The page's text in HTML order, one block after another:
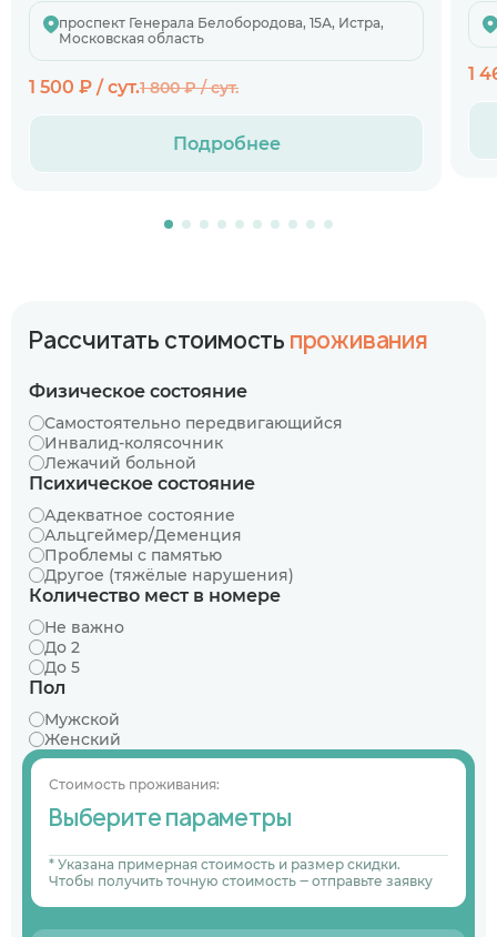
проспект Генерала Белобородова, 15А, Истра,
Московская область
1 500 ₽ / сут.1 800 ₽ / сут.
Подробнее
1
Рассчитать стоимость проживания
Физическое состояние
Самостоятельно передвигающийся
Инвалид-колясочник
Лежачий больной
Психическое состояние
Адекватное состояние
Альцгеймер/Деменция
Проблемы с памятью
Другое (тяжёлые нарушения)
Количество мест в номере
Не важно
До 2
До 5
Пол
Мужской
Женский
Стоимость проживания:
Выберите параметры
* Указана примерная стоимость и размер скидки.
Чтобы получить точную стоимость ‒ отправьте заявку